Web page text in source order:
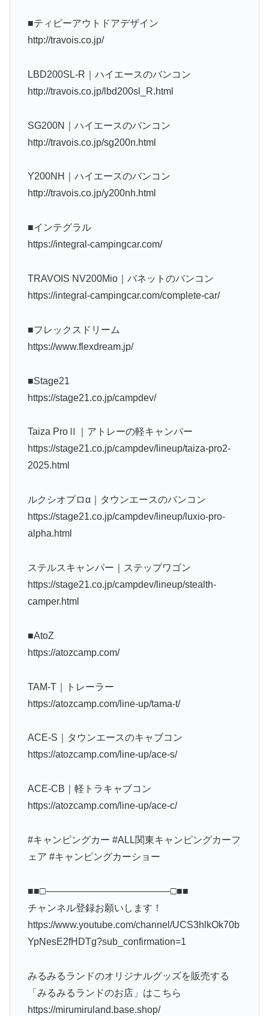
■ティピーアウトドアデザイン
http://travois.co.jp/
LBD200SL-R｜ハイエースのバンコン
http://travois.co.jp/lbd200sl_R.html
SG200N｜ハイエースのバンコン
http://travois.co.jp/sg200n.html
Y200NH｜ハイエースのバンコン
http://travois.co.jp/y200nh.html
■インテグラル
https://integral-campingcar.com/
TRAVOIS NV200Mio｜バネットのバンコン
https://integral-campingcar.com/complete-car/
■フレックスドリーム
https://www.flexdream.jp/
■Stage21
https://stage21.co.jp/campdev/
Taiza ProⅡ｜アトレーの軽キャンパー
https://stage21.co.jp/campdev/lineup/taiza-pro2-
2025.html
ルクシオプロα｜タウンエースのバンコン
https://stage21.co.jp/campdev/lineup/luxio-pro-
alpha.html
ステルスキャンパー｜ステップワゴン
https://stage21.co.jp/campdev/lineup/stealth-
camper.html
■AtoZ
https://atozcamp.com/
TAM-T｜トレーラー
https://atozcamp.com/line-up/tama-t/
ACE-S｜タウンエースのキャブコン
https://atozcamp.com/line-up/ace-s/
ACE-CB｜軽トラキャブコン
https://atozcamp.com/line-up/ace-c/
#キャンピングカー #ALL関東キャンピングカーフ
ェア #キャンピングカーショー
■■□―――――――――――――□■■
チャンネル登録お願いします！
https://www.youtube.com/channel/UCS3hlkOk70b
YpNesE2fHDTg?sub_confirmation=1
みるみるランドのオリジナルグッズを販売する
「みるみるランドのお店」はこちら
https://mirumiruland.base.shop/